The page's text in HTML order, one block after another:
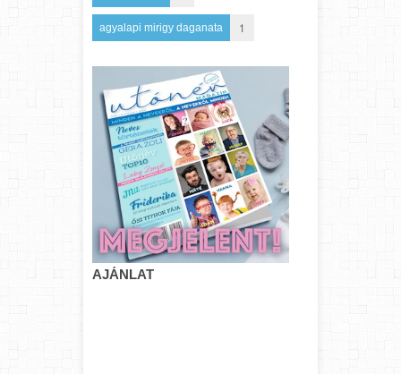
agyalapi mirigy daganata 1
AJÁNLAT